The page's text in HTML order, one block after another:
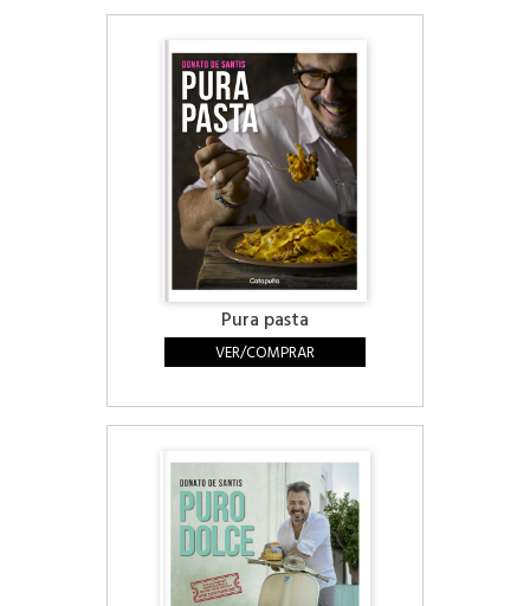
Pura pasta
VER/COMPRAR